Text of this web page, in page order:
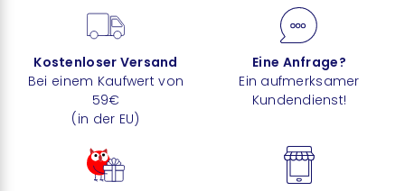
Kostenloser Versand
Bei einem Kaufwert von
59€
(in der EU)
Eine Anfrage?
Ein aufmerksamer
Kundendienst!